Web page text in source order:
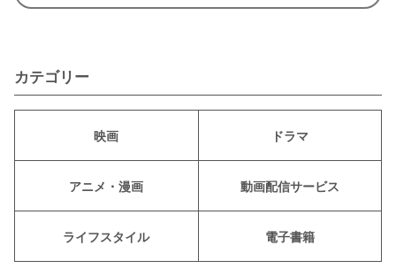
カテゴリー
映画 ドラマ
アニメ・漫画 動画配信サービス
ライフスタイル 電子書籍